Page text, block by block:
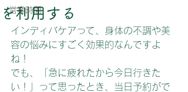
営業時間
を利用する
インディバケアって、身体の不調や美
容の悩みにすごく効果的なんですよ
ね！
でも、「急に疲れたから今日行きた
い！」って思ったとき、当日予約がで